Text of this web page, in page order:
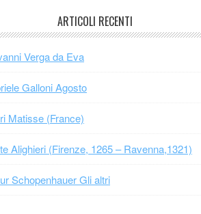
ARTICOLI RECENTI
Verga da Eva
Galloni Agosto
Matisse (France)
Alighieri (Firenze, 1265 – Ravenna,1321)
Schopenhauer Gli altri